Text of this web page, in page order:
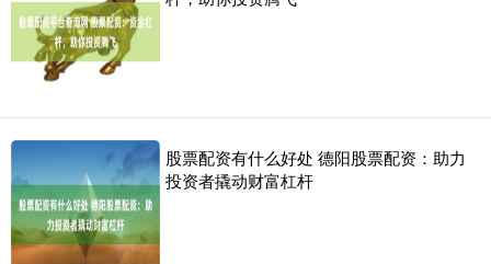
股票配资有什么好处 德阳股票配资：助力
投资者撬动财富杠杆